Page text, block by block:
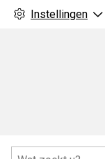
Instellingen